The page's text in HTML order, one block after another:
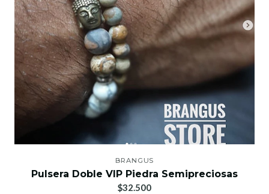
BRANGUS
Pulsera Doble VIP Piedra Semipreciosas
$32.500